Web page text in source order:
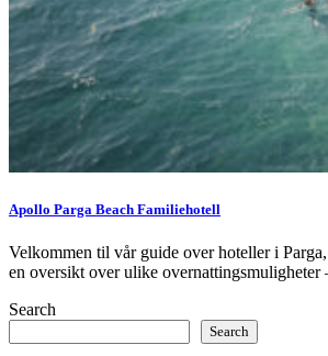
Apollo Parga Beach Familiehotell
Velkommen til vår guide over hoteller i
en oversikt over ulike
Search
Search